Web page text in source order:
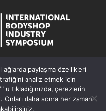
ağlarda paylaşma özellikleri
analiz etmek için
tıkladığınızda, çerezlerin
Onları daha sonra her zaman